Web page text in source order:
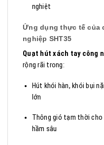
nghiệt
Ứng dụng thực tế của
nghiệp SHT35
Quạt hút xách tay công
rộng rãi trong:
Hút khói hàn, khói bụi
lớn
Thông gió tạm thời cho
hầm sâu